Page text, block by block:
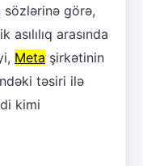
sözlərinə görə,
arasında
Meta şirkətinin
təsiri ilə
kimi